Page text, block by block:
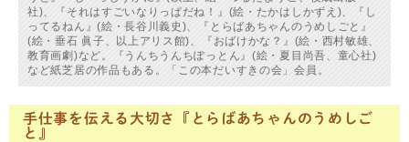
社)、『それはすごいなりっぱだね！』(絵・たかはしかずえ)、『し
ってるねん』(絵・長谷川義史)、『とらばあちゃんのうめしごと』
(絵・垂石 眞子、以上アリス館)、『おばけかな？』(絵・西村敏雄、
教育画劇)など。『うんちうんちぽっとん』(絵・夏目尚吾、童心社)
など紙芝居の作品もある。「この本だいすきの会」会員。
手仕事を伝える大切さ『とらばあちゃんのうめしご
と』